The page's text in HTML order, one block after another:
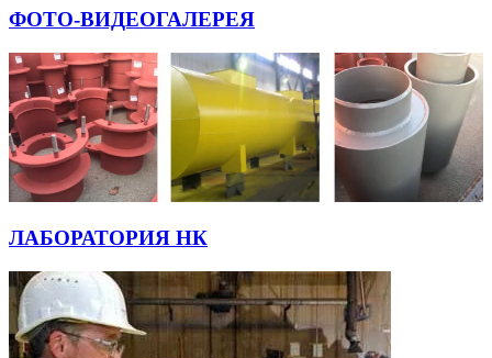
ФОТО-ВИДЕОГАЛЕРЕЯ
ЛАБОРАТОРИЯ НК